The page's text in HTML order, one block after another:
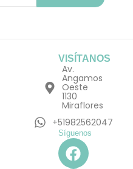
VISÍTANOS
Av.
Angamos
Oeste
1130
Miraflores
+51982562047
Síguenos
F
a
I
n